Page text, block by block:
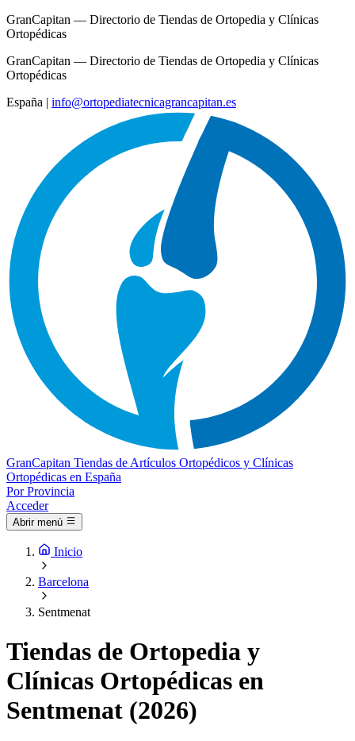
GranCapitan — Directorio de Tiendas de Ortopedia y Clínicas
Ortopédicas
GranCapitan — Directorio de Tiendas de Ortopedia y Clínicas
Ortopédicas
España | info@ortopediatecnicagrancapitan.es
GranCapitan Tiendas de Artículos Ortopédicos y Clínicas
Ortopédicas en España
Por Provincia
Acceder
Abrir menú
Inicio
Barcelona
Sentmenat
Tiendas de Ortopedia y
Clínicas Ortopédicas en
Sentmenat (2026)